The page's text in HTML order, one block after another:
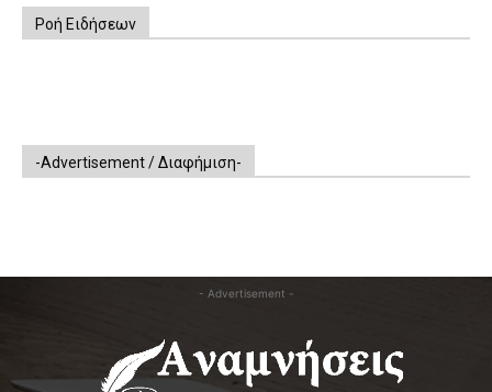
Ροή Ειδήσεων
-Advertisement / Διαφήμιση-
- Advertisement -